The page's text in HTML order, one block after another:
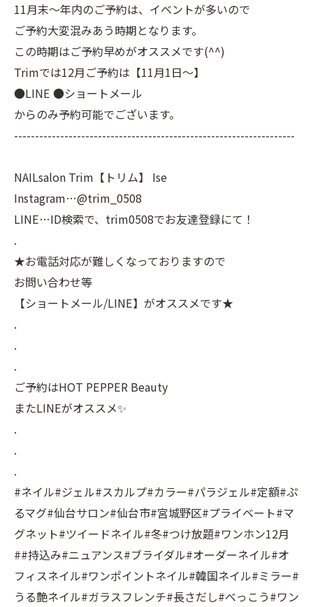
11月末～年内のご予約は、イベントが多いので
ご予約大変混みあう時期となります。
この時期はご予約早めがオススメです(^^)
Trimでは12月ご予約は【11月1日～】
●LINE ●ショートメール
からのみ予約可能でございます。
-------------------------------------------------------------------
NAILsalon Trim【トリム】 Ise
Instagram…@trim_0508
LINE…ID検索で、trim0508でお友達登録にて！
.
★お電話対応が難しくなっておりますので
お問い合わせ等
【ショートメール/LINE】がオススメです★
.
.
.
ご予約はHOT PEPPER Beauty
またLINEがオススメ✨
.
.
.
#ネイル#ジェル#スカルプ#カラー#パラジェル#定額#ぷ
るマグ#仙台サロン#仙台市#宮城野区#プライベート#マ
グネット#ツイードネイル#冬#つけ放題#ワンホン12月
##持込み#ニュアンス#ブライダル#オーダーネイル#オ
フィスネイル#ワンポイントネイル#韓国ネイル#ミラー#
うる艶ネイル#ガラスフレンチ#長さだし#べっこう#ワン